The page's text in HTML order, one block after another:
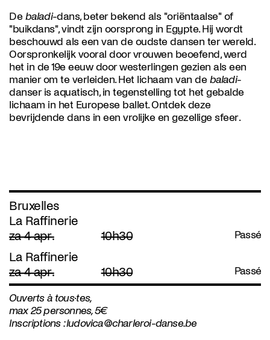
De baladi-dans, beter bekend als "oriëntaalse" of
"buikdans", vindt zijn oorsprong in Egypte. Hij wordt
beschouwd als een van de oudste dansen ter wereld.
Oorspronkelijk vooral door vrouwen beoefend, werd
het in de 19e eeuw door westerlingen gezien als een
manier om te verleiden. Het lichaam van de baladi-
danser is aquatisch, in tegenstelling tot het gebalde
lichaam in het Europese ballet. Ontdek deze
bevrijdende dans in een vrolijke en gezellige sfeer.
Bruxelles
La Raffinerie
za 4 apr.
10h30 Passé
La Raffinerie
za 4 apr.
10h30 Passé
Ouverts à tous·tes,
max 25 personnes, 5€
Inscriptions :ludovica@charleroi-danse.be